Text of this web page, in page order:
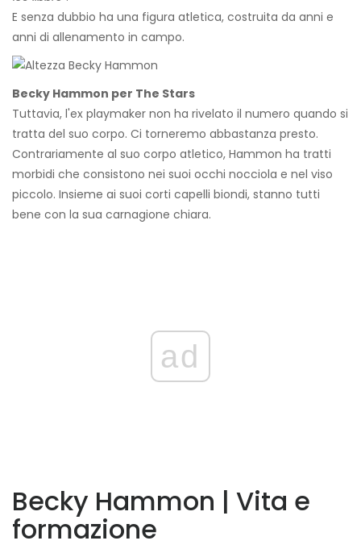
E senza dubbio ha una figura atletica, costruita da anni e
anni di allenamento in campo.
Becky Hammon per The Stars
Tuttavia, l'ex playmaker non ha rivelato il numero quando si
tratta del suo corpo. Ci torneremo abbastanza presto.
Contrariamente al suo corpo atletico, Hammon ha tratti
morbidi che consistono nei suoi occhi nocciola e nel viso
piccolo. Insieme ai suoi corti capelli biondi, stanno tutti
bene con la sua carnagione chiara.
ad
Becky Hammon | Vita e
formazione